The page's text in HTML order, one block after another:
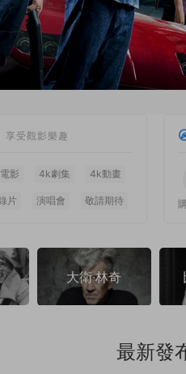
11
享受觀影樂趣
影 4k劇集 4k動畫
片 演唱會 敬請期待
大衛·林奇
最新發